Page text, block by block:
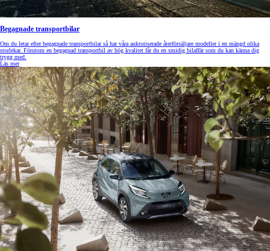
Begagnade transportbilar
Om du letar efter begagnade transportbilar så har våra auktoriserade återförsäljare modeller i en mängd olika
storlekar. Förutom en begagnad transportbil av hög kvalitet får du en smidig bilaffär som du kan känna dig
trygg med.
Läs mer